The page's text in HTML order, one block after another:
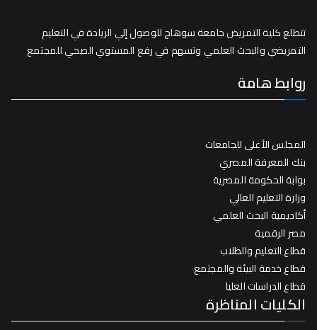
تتطلع كلية التمريض جامعة سوهاج للوصول إلي الريادة في التعليم
التمريضي والبحث العلمي وتسهم في رفع المستوي الصحي للمجتمع
روابط هامة
المجلس الأعلى للجامعات
بنك المعرفة المصري
بوابة الحكومة المصرية
وزارة التعليم العالي
أكاديمية البحث العلمي
مصر الرقمية
قطاع التعليم والطلاب
قطاع خدمة البيئة والمجتمع
قطاع الدراسات العليا
الكليات المناظرة